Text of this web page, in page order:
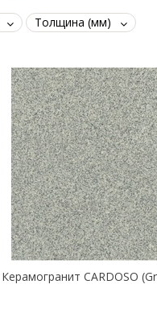
Толщина (мм)
Керамогранит CARDOSO